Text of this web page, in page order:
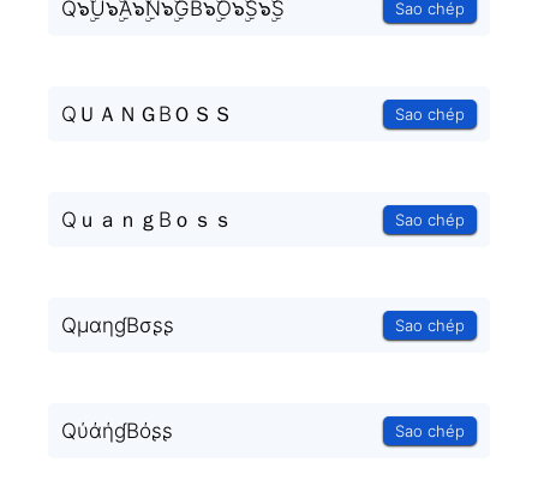
Q๖ۣۜU๖ۣۜA๖ۣۜN๖ۣۜGB๖ۣۜO๖ۣۜS๖ۣۜS Sao chép
QＵＡＮＧBＯＳＳ Sao chép
QｕａｎｇBｏｓｓ Sao chép
QμαηɠBσʂʂ Sao chép
QύάήɠBόʂʂ Sao chép